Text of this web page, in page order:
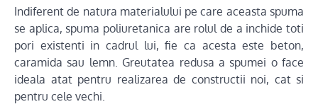
Indiferent de natura materialului pe care aceasta spuma
se aplica, spuma poliuretanica are rolul de a inchide toti
pori existenti in cadrul lui, fie ca acesta este beton,
caramida sau lemn. Greutatea redusa a spumei o face
ideala atat pentru realizarea de constructii noi, cat si
pentru cele vechi.